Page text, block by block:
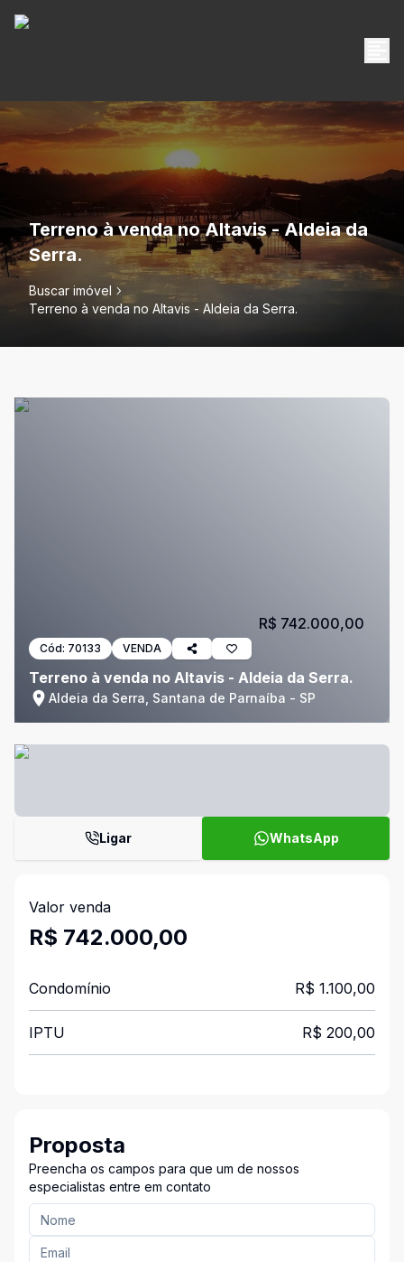
Terreno à venda no Altavis - Aldeia da
Serra.
Buscar imóvel
Terreno à venda no Altavis - Aldeia da Serra.
Cód: 70133 VENDA
Terreno à venda no Altavis - Aldeia da Serra.
Aldeia da Serra, Santana de Parnaíba - SP
R$ 742.000,00
Ligar WhatsApp
Valor venda
R$ 742.000,00
Condomínio R$ 1.100,00
IPTU R$ 200,00
Proposta
Preencha os campos para que um de nossos
especialistas entre em contato